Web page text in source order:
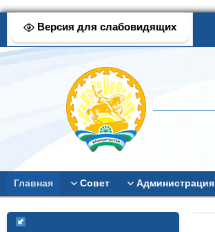
Версия для слабовидящих
Главная Совет Администрация